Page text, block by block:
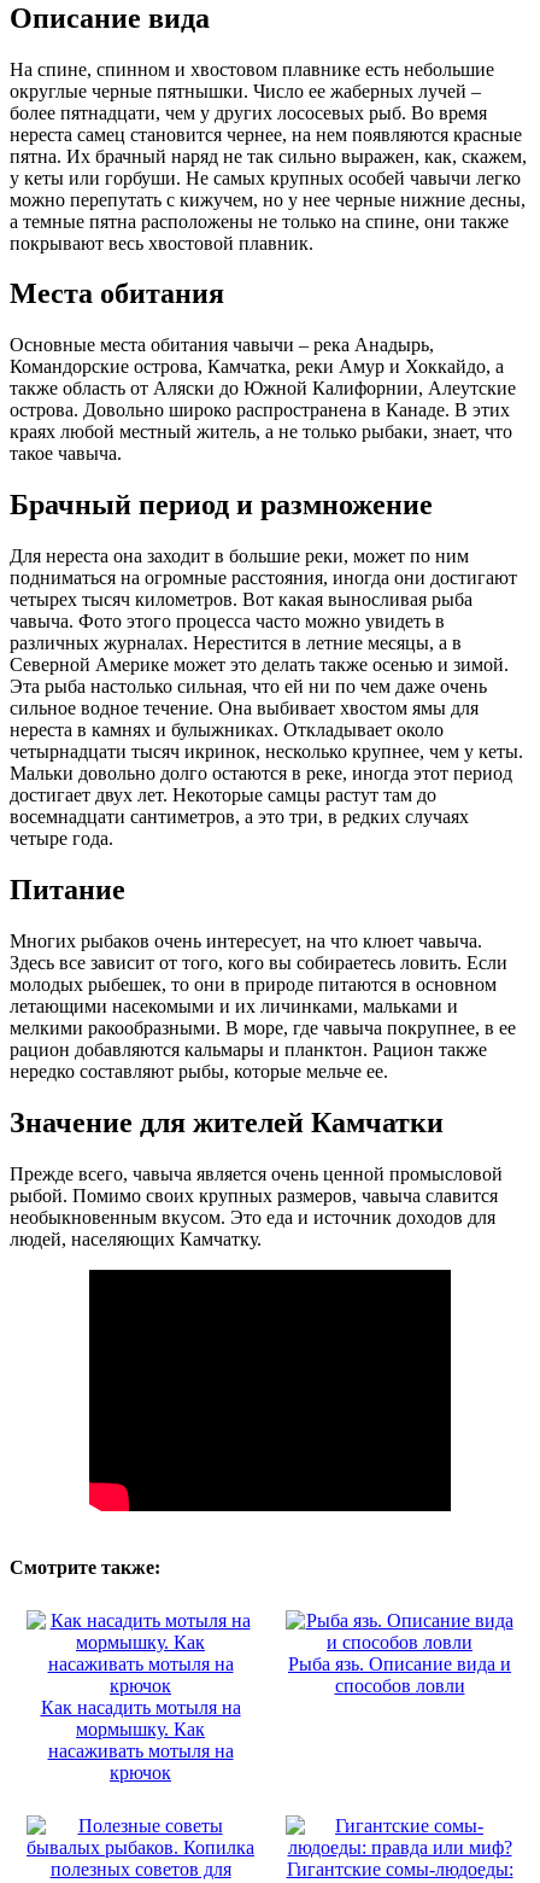
Описание вида
На спине, спинном и хвостовом плавнике есть небольшие
округлые черные пятнышки. Число ее жаберных лучей –
более пятнадцати, чем у других лососевых рыб. Во время
нереста самец становится чернее, на нем появляются красные
пятна. Их брачный наряд не так сильно выражен, как, скажем,
у кеты или горбуши. Не самых крупных особей чавычи легко
можно перепутать с кижучем, но у нее черные нижние десны,
а темные пятна расположены не только на спине, они также
покрывают весь хвостовой плавник.
Места обитания
Основные места обитания чавычи – река Анадырь,
Командорские острова, Камчатка, реки Амур и Хоккайдо, а
также область от Аляски до Южной Калифорнии, Алеутские
острова. Довольно широко распространена в Канаде. В этих
краях любой местный житель, а не только рыбаки, знает, что
такое чавыча.
Брачный период и размножение
Для нереста она заходит в большие реки, может по ним
подниматься на огромные расстояния, иногда они достигают
четырех тысяч километров. Вот какая выносливая рыба
чавыча. Фото этого процесса часто можно увидеть в
различных журналах. Нерестится в летние месяцы, а в
Северной Америке может это делать также осенью и зимой.
Эта рыба настолько сильная, что ей ни по чем даже очень
сильное водное течение. Она выбивает хвостом ямы для
нереста в камнях и булыжниках. Откладывает около
четырнадцати тысяч икринок, несколько крупнее, чем у кеты.
Мальки довольно долго остаются в реке, иногда этот период
достигает двух лет. Некоторые самцы растут там до
восемнадцати сантиметров, а это три, в редких случаях
четыре года.
Питание
Многих рыбаков очень интересует, на что клюет чавыча.
Здесь все зависит от того, кого вы собираетесь ловить. Если
молодых рыбешек, то они в природе питаются в основном
летающими насекомыми и их личинками, мальками и
мелкими ракообразными. В море, где чавыча покрупнее, в ее
рацион добавляются кальмары и планктон. Рацион также
нередко составляют рыбы, которые мельче ее.
Значение для жителей Камчатки
Прежде всего, чавыча является очень ценной промысловой
рыбой. Помимо своих крупных размеров, чавыча славится
необыкновенным вкусом. Это еда и источник доходов для
людей, населяющих Камчатку.
Смотрите также:
Как насадить мотыля на
мормышку. Как
насаживать мотыля на
крючок
Рыба язь. Описание вида и
способов ловли
Гигантские сомы-людоеды: